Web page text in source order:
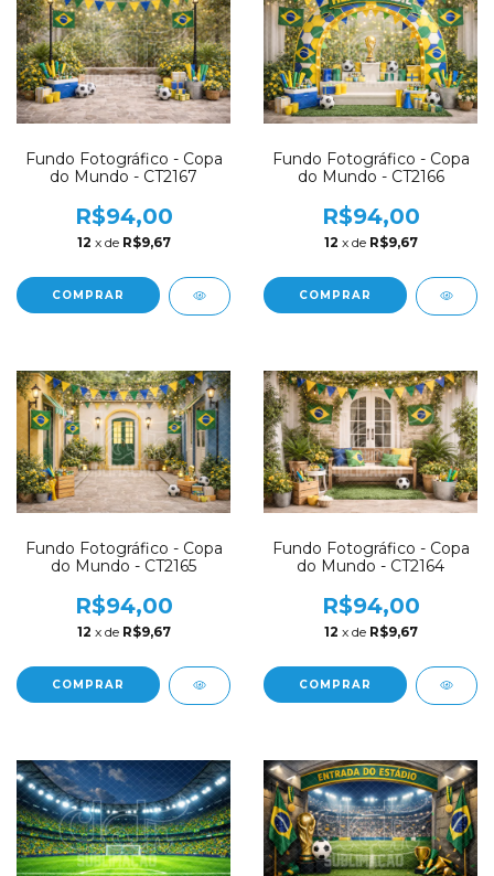
Fundo Fotográfico - Copa
do Mundo - CT2167
R$94,00
12 x de R$9,67
COMPRAR
Fundo Fotográfico - Copa
do Mundo - CT2166
R$94,00
12 x de R$9,67
COMPRAR
Fundo Fotográfico - Copa
do Mundo - CT2165
R$94,00
12 x de R$9,67
COMPRAR
Fundo Fotográfico - Copa
do Mundo - CT2164
R$94,00
12 x de R$9,67
COMPRAR